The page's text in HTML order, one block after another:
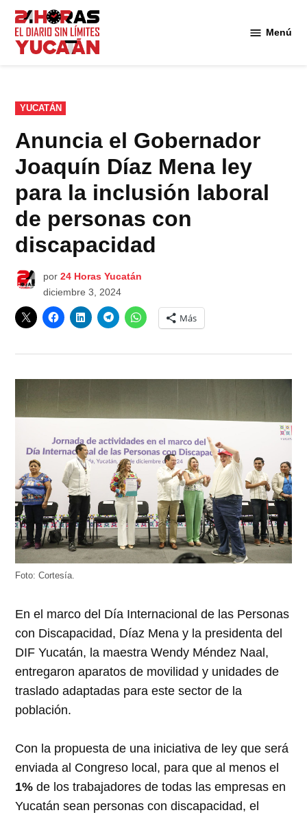
Saltar
contenido
Menú
PUBLICADO
EN
YUCATÁN
Anuncia el Gobernador
Joaquín Díaz Mena ley
para la inclusión laboral
de personas con
discapacidad
por 24 Horas Yucatán
diciembre 3, 2024
Más
Foto: Cortesía.
En el marco del Día Internacional de las Personas
con Discapacidad, Díaz Mena y la presidenta del
DIF Yucatán, la maestra Wendy Méndez Naal,
entregaron aparatos de movilidad y unidades de
traslado adaptadas para este sector de la
población.
Con la propuesta de una iniciativa de ley que será
enviada al Congreso local, para que al menos el
1% de los trabajadores de todas las empresas en
Yucatán sean personas con discapacidad, el